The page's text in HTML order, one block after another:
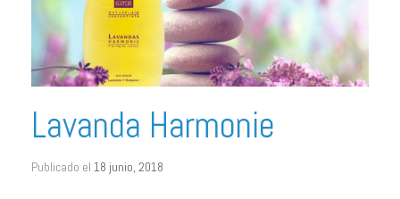
Lavanda Harmonie
Publicado el 18 junio, 2018